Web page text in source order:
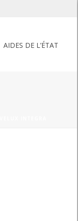
AIDES DE L’ÉTAT